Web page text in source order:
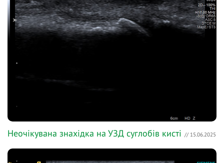
Неочікувана знахідка на УЗД суглобів кисті // 15.06.2025